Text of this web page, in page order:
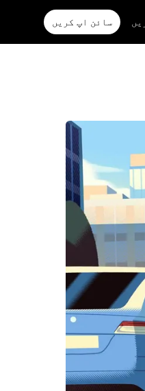
سائن اپ کریں